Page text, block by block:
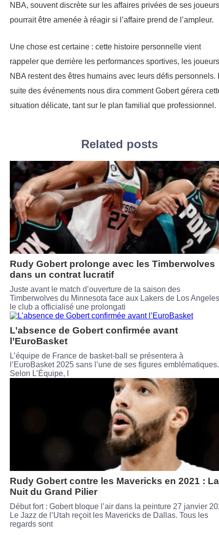
NBA, souvent discrète sur les affaires privées de ses
pourrait être amenée à réagir si l’affaire prend de l’ampleur.
Une chose est certaine : cette histoire personnelle vient
rappeler que derrière les performances sportives, les joueurs
NBA restent des êtres humains avec leurs défis personnels.
suite des événements nous dira comment Gobert gérera
situation délicate, tant sur le plan familial que professionnel.
Related posts
Rudy Gobert prolonge avec les Timberwolves
dans un contrat lucratif
Juste avant le match d’ouverture de la saison des
Timberwolves du Minnesota face aux Lakers de Los
le club a officialisé une prolongati
L’absence de Gobert confirmée avant
l’EuroBasket
L’équipe de France de basket-ball se présentera à
l’EuroBasket 2025 sans l’une de ses figures emblématiques.
Selon L’Équipe, l
Rudy Gobert contre les Mavericks en 2021 : La
Nuit du Grand Pilier
Début fort : Gobert bloque l’air dans la peinture 27 janvier
Le Jazz de l’Utah reçoit les Mavericks de Dallas. Tous les
regards sont